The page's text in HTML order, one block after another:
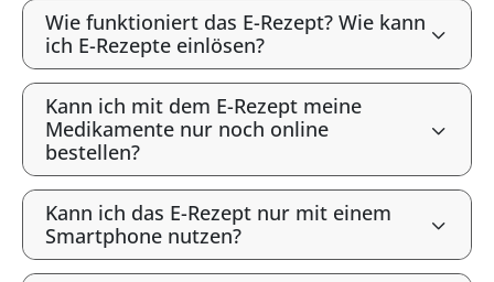
Wie funktioniert das E-Rezept? Wie kann
ich E-Rezepte einlösen?
Kann ich mit dem E-Rezept meine
Medikamente nur noch online
bestellen?
Kann ich das E-Rezept nur mit einem
Smartphone nutzen?